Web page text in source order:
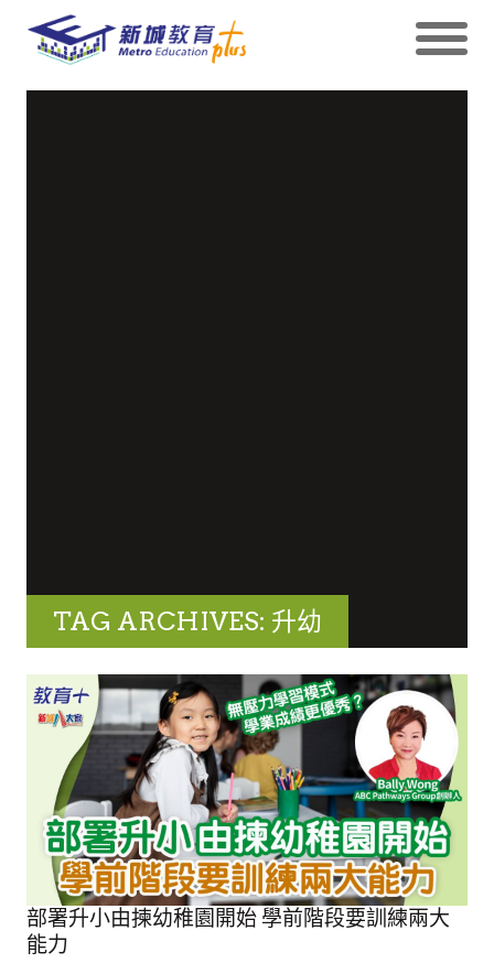
TAG ARCHIVES: 升幼
部署升小由揀幼稚園開始 學前階段要訓練兩大
能力